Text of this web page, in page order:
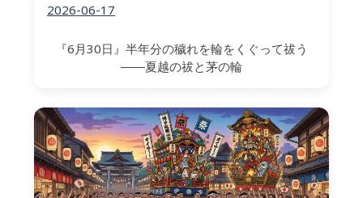
2026-06-17
『6月30日』半年分の穢れを輪をくぐって祓う
――夏越の祓と茅の輪